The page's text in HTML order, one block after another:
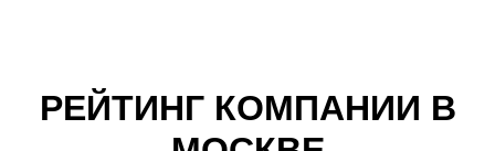
РЕЙТИНГ КОМПАНИИ В